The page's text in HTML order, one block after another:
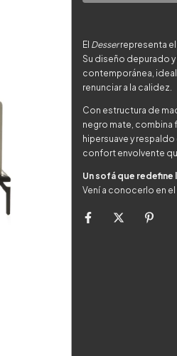
El Desserrepresenta
Su diseño depurado
contemporánea,
renunciar a la calidez.
Con estructura de
negro mate, combina
hipersuave y
confort envolvente
Un sofá que
Vení a conocerlo en